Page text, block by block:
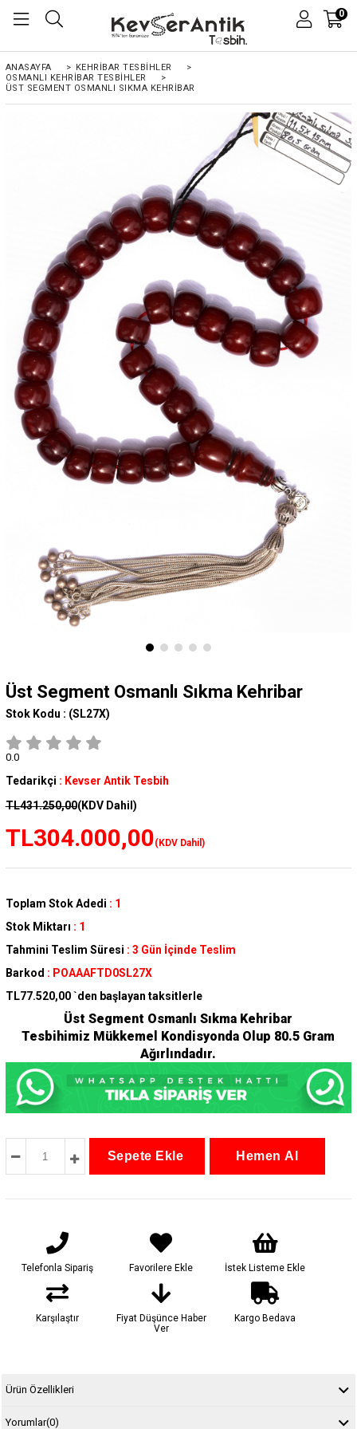
0
ANASAYFA > KEHRIBAR TESBIHLER
>
OSMANLI KEHRİBAR TESBİHLER
>
ÜST SEGMENT OSMANLI SIKMA KEHRIBAR
Üst Segment Osmanlı Sıkma Kehribar
Stok Kodu : (SL27X)
0.0
Tedarikçi : Kevser Antik Tesbih
TL431.250,00(KDV Dahil)
TL304.000,00(KDV Dahil)
Toplam Stok Adedi : 1
Stok Miktarı : 1
Tahmini Teslim Süresi : 3 Gün İçinde Teslim
Barkod : POAAAFTD0SL27X
TL77.520,00 `den başlayan taksitlerle
Üst Segment Osmanlı Sıkma Kehribar
Tesbihimiz Mükkemel Kondisyonda Olup 80.5 Gram
Ağırlındadır.
Telefonla Sipariş Favorilere Ekle İstek Listeme Ekle
Karşılaştır
Fiyat Düşünce Haber
Ver
Kargo Bedava
Ürün Özellikleri
Yorumlar(0)